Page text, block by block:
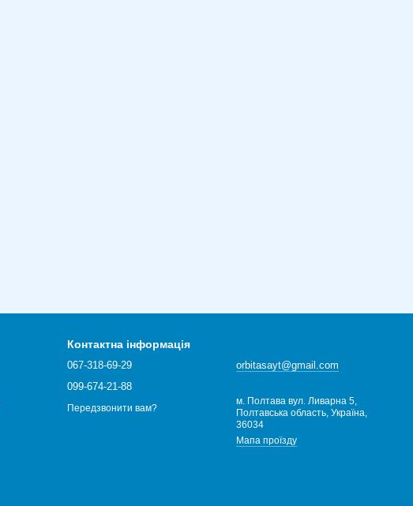
Контактна інформація
067-318-69-29
099-674-21-88
Передзвонити вам?
orbitasayt@gmail.com
м. Полтава вул. Ливарна 5,
Полтавська область, Україна,
36034
Мапа проїзду